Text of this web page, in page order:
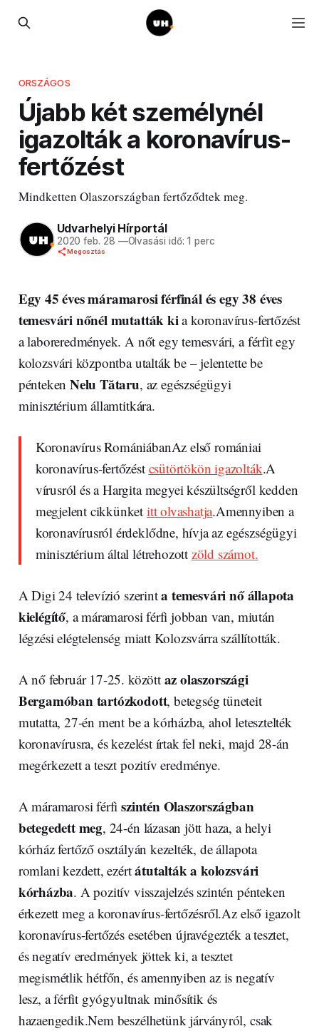
ORSZÁGOS
Újabb két személynél
igazolták a koronavírus-
fertőzést
Mindketten Olaszországban fertőződtek meg.
Udvarhelyi Hírportál
2020 feb. 28 —Olvasási idő: 1 perc
Megosztás
Egy 45 éves máramarosi férfinál és egy 38 éves
temesvári nőnél mutatták kia koronavírus-fertőzést
a laboreredmények. A nőt egy temesvári, a férfit egy
kolozsvári központba utalták be – jelentette be
pénteken Nelu Tătaru, az egészségügyi
minisztérium államtitkára.
Koronavírus RomániábanAz első romániai
koronavírus-fertőzést csütörtökön igazolták.A
vírusról és a Hargita megyei készültségről kedden
megjelent cikkünket itt olvashatja.Amennyiben a
koronavírusról érdeklődne, hívja az egészségügyi
minisztérium által létrehozott zöld számot.
A Digi 24 televízió szerinta temesvári nő állapota
kielégítő, a máramarosi férfi jobban van, miután
légzési elégtelenség miatt Kolozsvárra szállították.
A nő február 17-25. között az olaszországi
Bergamóban tartózkodott, betegség tüneteit
mutatta, 27-én ment be a kórházba, ahol letesztelték
koronavírusra, és kezelést írtak fel neki, majd 28-án
megérkezett a teszt pozitív eredménye.
A máramarosi férfiszintén Olaszországban
betegedett meg, 24-én lázasan jött haza, a helyi
kórház fertőző osztályán kezelték, de állapota
romlani kezdett, ezértátutalták a kolozsvári
kórházba. A pozitív visszajelzés szintén pénteken
érkezett meg a koronavírus-fertőzésről.Az első igazolt
koronavírus-fertőzés esetében újravégezték a tesztet,
és negatív eredmények jöttek ki, a tesztet
megismétlik hétfőn, és amennyiben az is negatív
lesz, a férfit gyógyultnak minősítik és
hazaengedik.Nem beszélhetünk járványról, csak